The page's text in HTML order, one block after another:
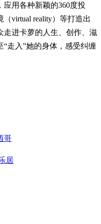
用各种新颖的360度投
virtual reality）等打造出
走进卡萝的人生、创作、滋
走入”她的身体，感受纠缠
哥
居